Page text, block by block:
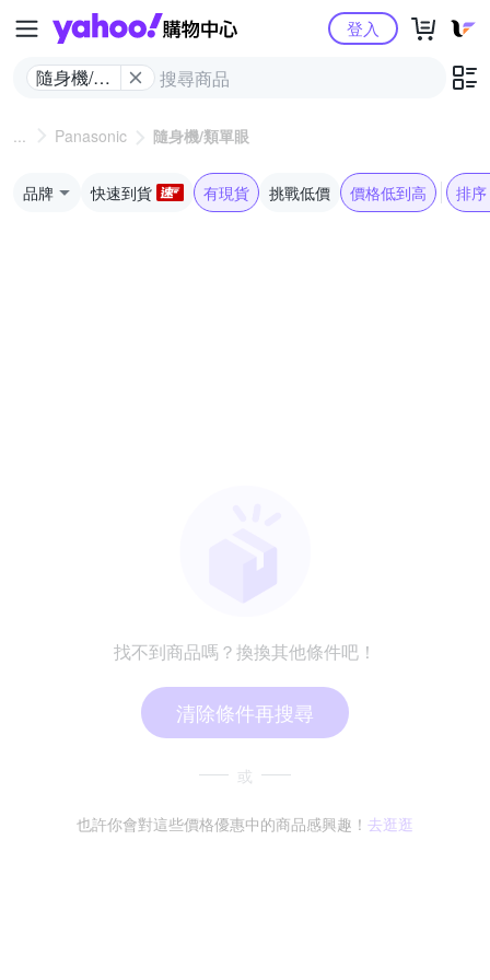
Yahoo購物中心
隨身機/類
登入
Panasonic 隨身機/類單眼
品牌 快速到貨 有現貨 挑戰低價 價格低到高 排序
找不到商品嗎？換換其他條件吧！
清除條件再搜尋
或
也許你會對這些價格優惠中的商品感興趣！ 去逛逛